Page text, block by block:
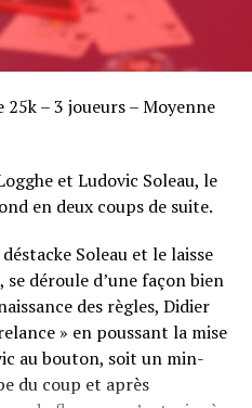
– 3 joueurs – Moyenne
et Ludovic Soleau, le
en deux coups de suite.
Soleau et le laisse
déroule d’une façon bien
des règles, Didier
» en poussant la mise
au bouton, soit un min-
du coup et après